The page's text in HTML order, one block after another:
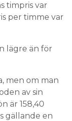
timpris var
per timme var
lägre än för
men om man
av sin
är 158,40
gällande en